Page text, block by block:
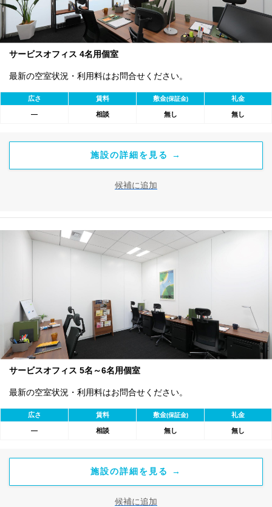
サービスオフィス 4名用個室
最新の空室状況・利用料はお問合せください。
広さ 賃料 敷金(保証金) 礼金
― 相談 無し 無し
施設の詳細を見る →
候補に追加
サービスオフィス 5名～6名用個室
最新の空室状況・利用料はお問合せください。
広さ 賃料 敷金(保証金) 礼金
― 相談 無し 無し
施設の詳細を見る →
候補に追加